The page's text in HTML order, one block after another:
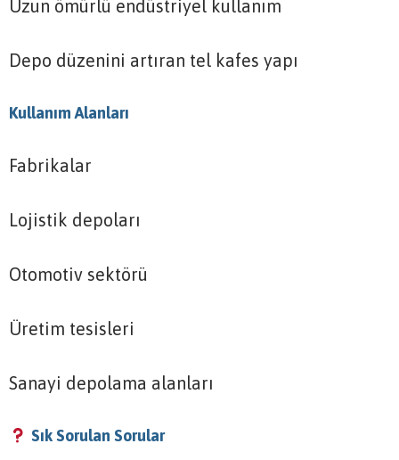
Uzun ömürlü endüstriyel kullanım
Depo düzenini artıran tel kafes yapı
Kullanım Alanları
Fabrikalar
Lojistik depoları
Otomotiv sektörü
Üretim tesisleri
Sanayi depolama alanları
Sık Sorulan Sorular